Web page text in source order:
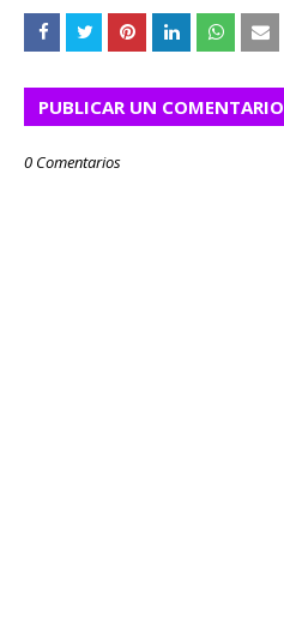
PUBLICAR UN COMENTARIO
0 Comentarios